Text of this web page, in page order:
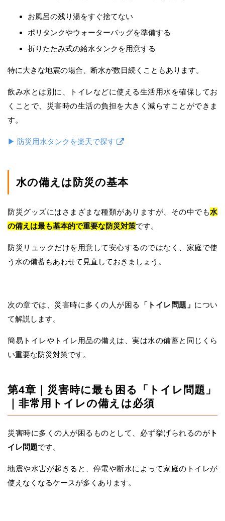
お風呂の残り湯をすぐ捨てない
ポリタンクやウォーターバッグを準備する
折りたたみ式の給水タンクを用意する
特に大きな地震の場合、断水が数日続くこともあります。
飲み水とは別に、トイレなどに使える生活用水を確保してお
くことで、災害時の生活の負担を大きく減らすことができま
す。
▶ 防災用水タンクを楽天で探す
水の備えは防災の基本
防災グッズにはさまざまな種類がありますが、その中でも水
の備えは最も基本的で重要な防災対策です。
防災リュックだけを用意して安心するのではなく、家庭で使
う水の備蓄もあわせて見直しておきましょう。
次の章では、災害時に多くの人が困る 「トイレ問題」 につい
て解説します。
簡易トイレやトイレ用品の備えは、実は水の備蓄と同じくら
い重要な防災対策です。
第4章｜災害時に最も困る「トイレ問題」
｜非常用トイレの備えは必須
災害時に多くの人が困るものとして、必ず挙げられるのが ト
イレ問題です。
地震や水害が起きると、停電や断水によって家庭のトイレが
使えなくなるケースが多くあります。